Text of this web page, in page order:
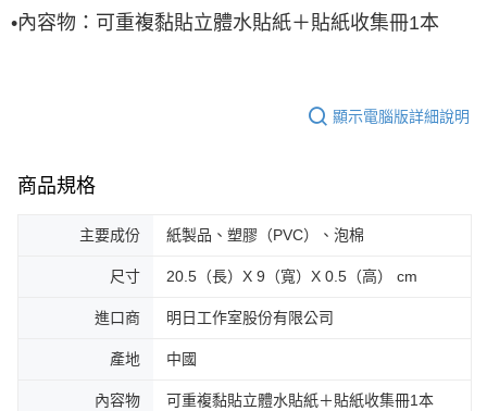
•內容物： 可重複黏貼立體水貼紙＋貼紙收集冊1本
顯示電腦版詳細說明
商品規格
主要成份 紙製品、塑膠（PVC）、泡棉
尺寸 20.5（長）X 9（寬）X 0.5（高） cm
進口商 明日工作室股份有限公司
產地 中國
內容物 可重複黏貼立體水貼紙＋貼紙收集冊1本